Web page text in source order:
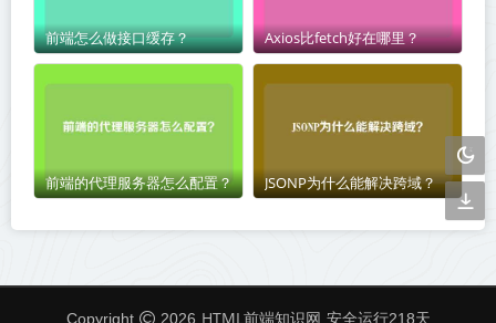
前端怎么做接口缓存？ Axios比fetch好在哪里？
前端的代理服务器怎么配置？ JSONP为什么能解决跨域？
Copyright 2026 HTML前端知识网 安全运行218天